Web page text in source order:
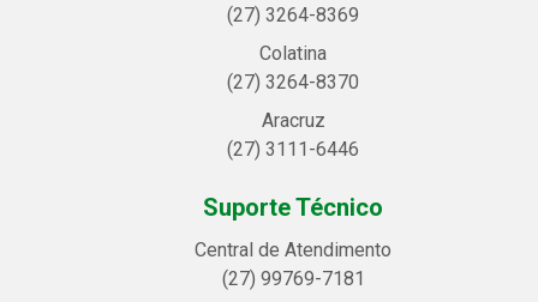
(27) 3264-8369
Colatina
(27) 3264-8370
Aracruz
(27) 3111-6446
Suporte Técnico
Central de Atendimento
(27) 99769-7181